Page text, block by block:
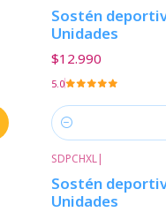
Sostén
Unidades
$12.990
5.0
Cantidad
SDPCHXL|
Sostén
Unidades